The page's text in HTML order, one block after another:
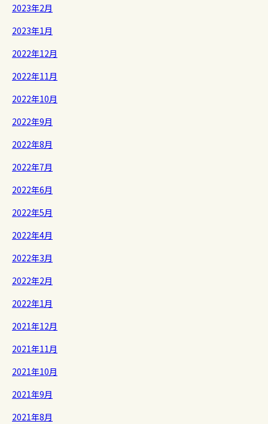
2023年2月
2023年1月
2022年12月
2022年11月
2022年10月
2022年9月
2022年8月
2022年7月
2022年6月
2022年5月
2022年4月
2022年3月
2022年2月
2022年1月
2021年12月
2021年11月
2021年10月
2021年9月
2021年8月